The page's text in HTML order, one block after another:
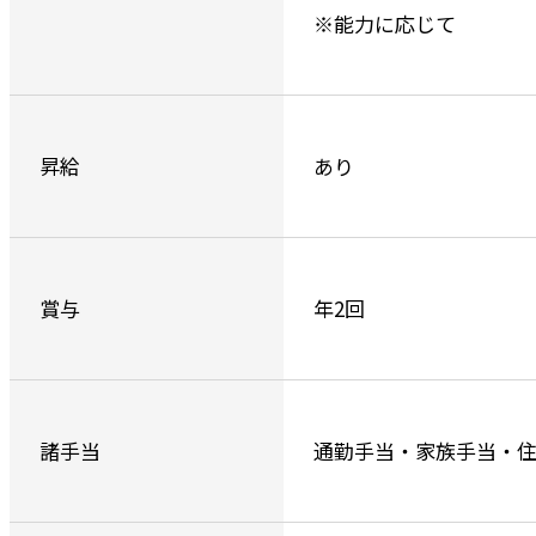
※能力に応じて
昇給 あり
賞与 年2回
諸手当 通勤手当・家族手当・